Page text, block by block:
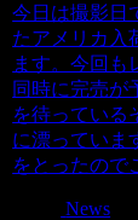
今日は撮影日
たアメリカ入
ます。今回も
同時に完売が
を待っている
に漂っていま
をとったので
News